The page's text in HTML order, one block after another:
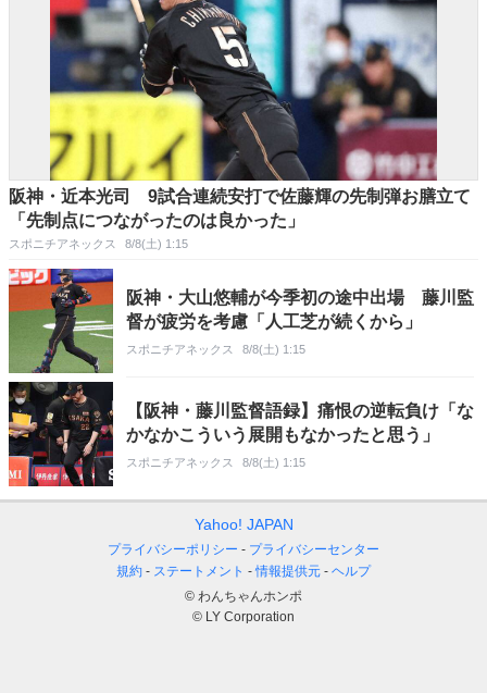
阪神・近本光司 9試合連続安打で佐藤輝の先制弾お膳立て
「先制点につながったのは良かった」
スポニチアネックス 8/8(土) 1:15
阪神・大山悠輔が今季初の途中出場 藤川監
督が疲労を考慮「人工芝が続くから」
スポニチアネックス 8/8(土) 1:15
【阪神・藤川監督語録】痛恨の逆転負け「な
かなかこういう展開もなかったと思う」
スポニチアネックス 8/8(土) 1:15
Yahoo! JAPAN
プライバシーポリシー
プライバシーセンター
規約
ステートメント 情報提供元
ヘルプ
© わんちゃんホンポ
© LY Corporation